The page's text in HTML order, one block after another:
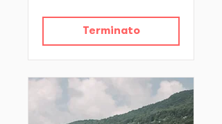
Terminato